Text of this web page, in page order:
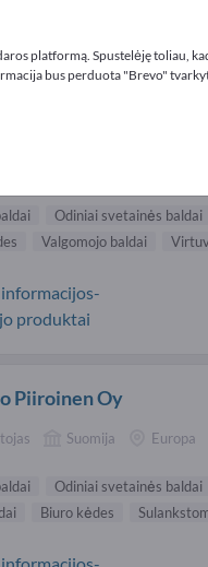
Odiniai svetainės baldai
Valgomojo baldai
produktai
Piiroinen Oy
Suomija Europa
Odiniai svetainės baldai
Biuro kėdes
platformą. Spustelėję toliau,
bus perduota "Brevo"